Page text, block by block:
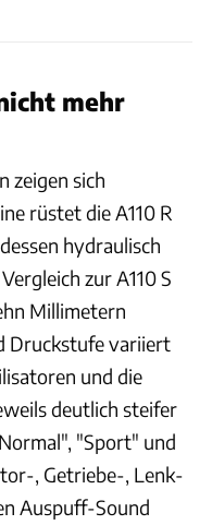
mehr
zeigen sich
rüstet die A110 R
hydraulisch
zur A110 S
Millimetern
Druckstufe variiert
und die
deutlich steifer
"Sport" und
, Getriebe-, Lenk-
Auspuff-Sound